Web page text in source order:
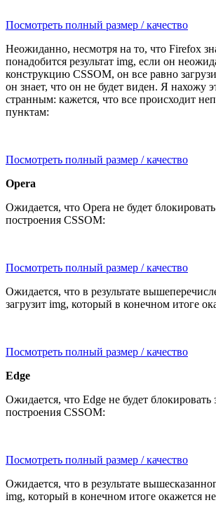
Посмотреть полный размер / качество
Неожиданно, несмотря на то, что Firefox
понадобится результат img, если он
конструкцию CSSOM, он все равно
он знает, что он не будет виден. Я нахожу
странным: кажется, что все происходит
пунктам:
Посмотреть полный размер / качество
Opera
Ожидается, что Opera не будет
построения CSSOM:
Посмотреть полный размер / качество
Ожидается, что в результате
загрузит img, который в конечном итоге
Посмотреть полный размер / качество
Edge
Ожидается, что Edge не будет блокировать
построения CSSOM:
Посмотреть полный размер / качество
Ожидается, что в результате
img, который в конечном итоге окажется